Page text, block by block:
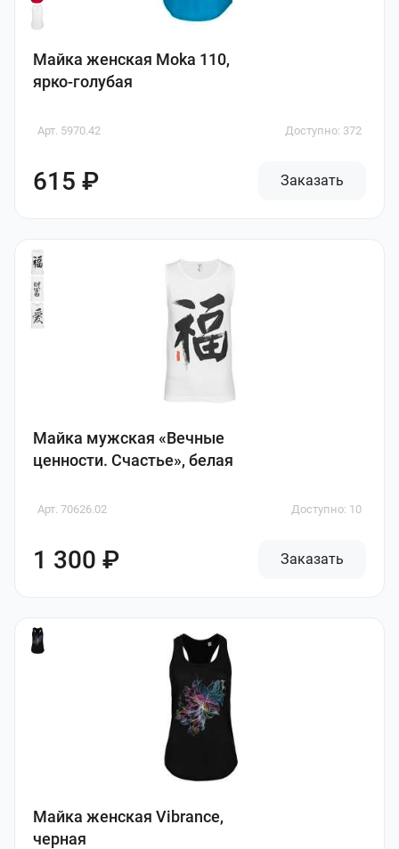
Майка женская Moka 110,
ярко-голубая
Арт. 5970.42 Доступно: 372
615 ₽ Заказать
Майка мужская «Вечные
ценности. Счастье», белая
Арт. 70626.02 Доступно: 10
1 300 ₽ Заказать
Майка женская Vibrance,
черная